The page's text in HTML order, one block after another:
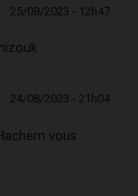
25/08/2023 - 12h47
24/08/2023 - 21h04
vous